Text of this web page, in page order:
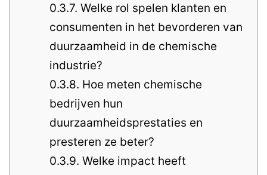
0.3.7. Welke rol spelen klanten en
consumenten in het bevorderen van
duurzaamheid in de chemische
industrie?
0.3.8. Hoe meten chemische
bedrijven hun
duurzaamheidsprestaties en
presteren ze beter?
0.3.9. Welke impact heeft